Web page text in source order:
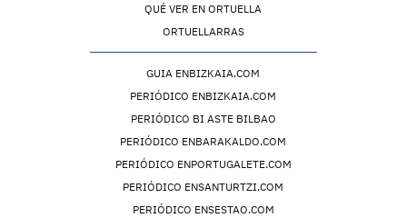
QUÉ VER EN ORTUELLA
ORTUELLARRAS
GUIA ENBIZKAIA.COM
PERIÓDICO ENBIZKAIA.COM
PERIÓDICO BI ASTE BILBAO
PERIÓDICO ENBARAKALDO.COM
PERIÓDICO ENPORTUGALETE.COM
PERIÓDICO ENSANTURTZI.COM
PERIÓDICO ENSESTAO.COM